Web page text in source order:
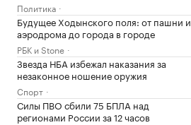
Политика
Будущее Ходынского поля: от пашни и
аэродрома до города в городе
РБК и Stone
Звезда НБА избежал наказания за
незаконное ношение оружия
Спорт
Силы ПВО сбили 75 БПЛА над
регионами России за 12 часов